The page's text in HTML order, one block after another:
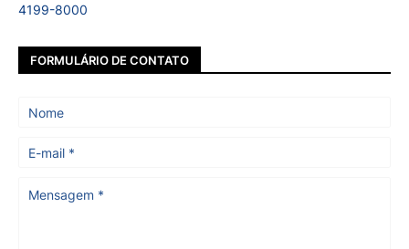
4199-8000
FORMULÁRIO DE CONTATO